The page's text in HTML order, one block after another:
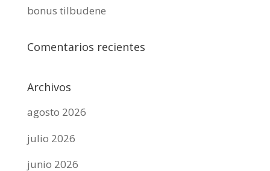
bonus tilbudene
Comentarios recientes
Archivos
agosto 2026
julio 2026
junio 2026